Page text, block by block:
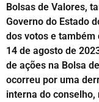
Bolsas de Valores,
Governo do Estado
dos votos e
14 de agosto de
de ações na Bolsa
ocorreu por uma
interna do